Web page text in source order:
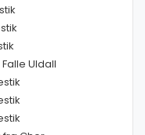
Uldall